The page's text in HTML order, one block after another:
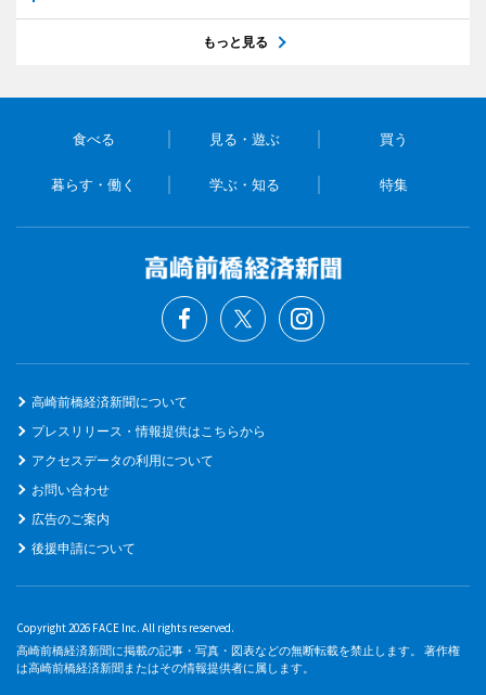
もっと見る
食べる 見る・遊ぶ 買う
暮らす・働く 学ぶ・知る 特集
高崎前橋経済新聞について
プレスリリース・情報提供はこちらから
アクセスデータの利用について
お問い合わせ
広告のご案内
後援申請について
Copyright 2026 FACE Inc. All rights reserved.
高崎前橋経済新聞に掲載の記事・写真・図表などの無断転載を禁止します。 著作権
は高崎前橋経済新聞またはその情報提供者に属します。